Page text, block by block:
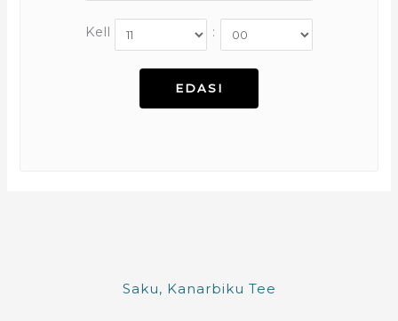
Kell :
Saku, Kanarbiku Tee